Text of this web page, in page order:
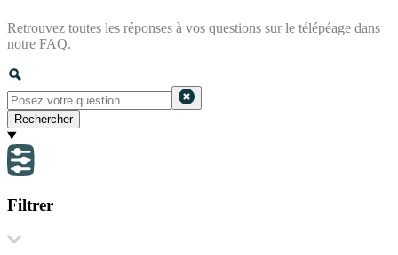
Retrouvez toutes les réponses à vos questions sur le télépéage dans
notre FAQ.
Rechercher
Filtrer